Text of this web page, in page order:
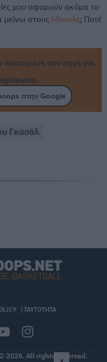
μου αφορούν ακόμα το
στους Μπουλς; Ποτέ
Αγαπημένη σου πηγή για
στην Google
Γκασόλ
ΤΑΥΤΟΤΗΤΑ
2026. All rights reserved.